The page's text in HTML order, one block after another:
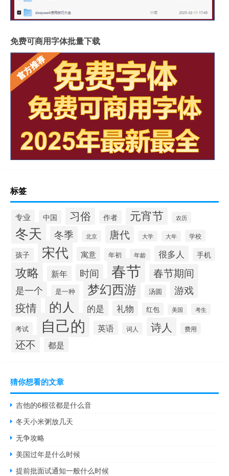
免费可商用字体批量下载
标签
专业 中国 习俗 作者 元宵节 农历
冬天 冬季 北京 唐代 大学 大年 学校
孩子 宋代 寓意 年初 年龄 很多人 手机
攻略 新年 时间 春节 春节期间
是一个 是一种 梦幻西游 汤圆 游戏
疫情 的人 的是 礼物 红包 美国 考生
考试 自己的 英语 词人 诗人 费用
还不 都是
猜你想看的文章
吉他的6根弦都是什么音
冬天小米粥放几天
无争攻略
美国过年是什么时候
提前批面试通知一般什么时候